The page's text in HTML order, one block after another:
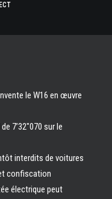
le W16 en œuvre
7’32″070 sur le
interdits de voitures
confiscation
électrique peut